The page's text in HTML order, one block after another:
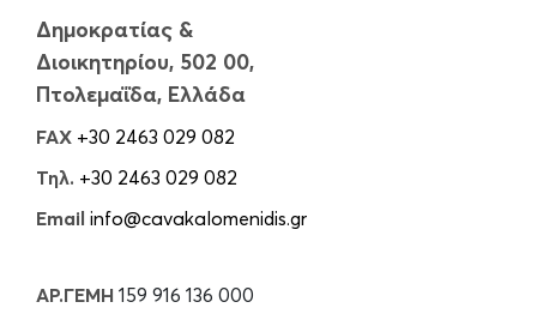
Δημοκρατίας &
Διοικητηρίου, 502 00,
Πτολεμαΐδα, Ελλάδα
FAX +30 2463 029 082
Τηλ. +30 2463 029 082
Email info@cavakalomenidis.gr
ΑΡ.ΓΕΜΗ 159 916 136 000